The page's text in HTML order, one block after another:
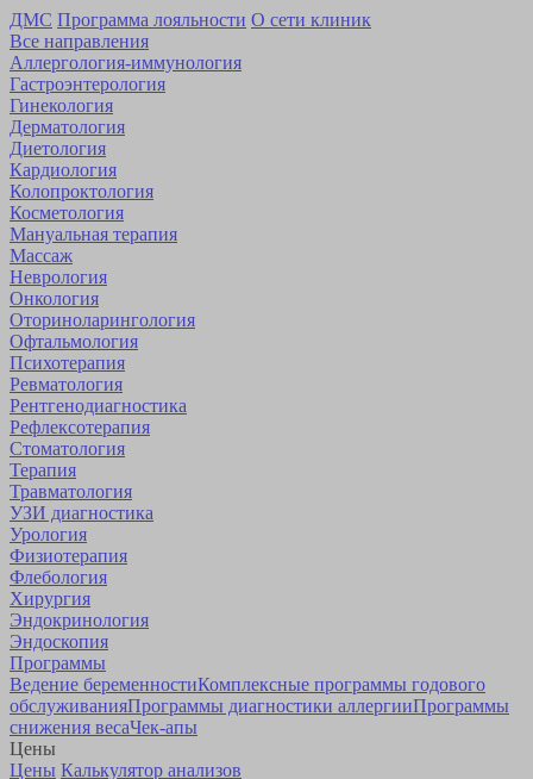
ДМС Программа лояльности О сети клиник
Все направления
Аллергология-иммунология
Гастроэнтерология
Гинекология
Дерматология
Диетология
Кардиология
Коло­проктология
Косметология
Мануальная терапия
Массаж
Неврология
Онкология
Оторино­ларингология
Офтальмология
Психотерапия
Ревматология
Рентгенодиагностика
Рефлексотерапия
Стоматология
Терапия
Травматология
УЗИ диагностика
Урология
Физиотерапия
Флебология
Хирургия
Эндокринология
Эндоскопия
Программы
Ведение беременностиКомплексные программы годового
обслуживанияПрограммы диагностики аллергииПрограммы
снижения весаЧек-апы
Цены
Цены Калькулятор анализов